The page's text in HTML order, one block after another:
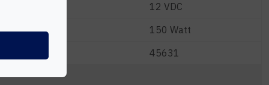
12 VDC
150 Watt
45631